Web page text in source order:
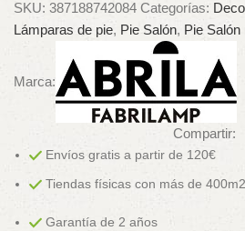
SKU: 387188742084 Categorías:
Lámparas de pie, Pie Salón, Pie Salón
Marca:
Compartir:
Envíos gratis a partir de 120€
Tiendas físicas con más de 400m2
Garantía de 2 años